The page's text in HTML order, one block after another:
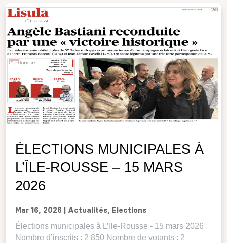
ÉLECTIONS MUNICIPALES À
L’ÎLE-ROUSSE – 15 MARS
2026
Mar 16, 2026 Actualités, Elections
Élections municipales à L’Ile-Rousse - 15 mars 2026
Nombre d’inscrits : 2 850 Nombre de votants : 2